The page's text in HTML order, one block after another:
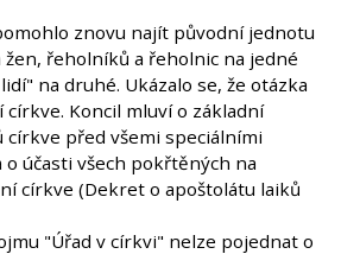
znovu najít původní jednotu
žen, řeholníků a řeholnic na jedné
na druhé. Ukázalo se, že otázka
Koncil mluví o základní
církve před všemi speciálními
o účasti všech pokřtěných na
církve (Dekret o apoštolátu laiků
"Úřad v církvi" nelze pojednat o